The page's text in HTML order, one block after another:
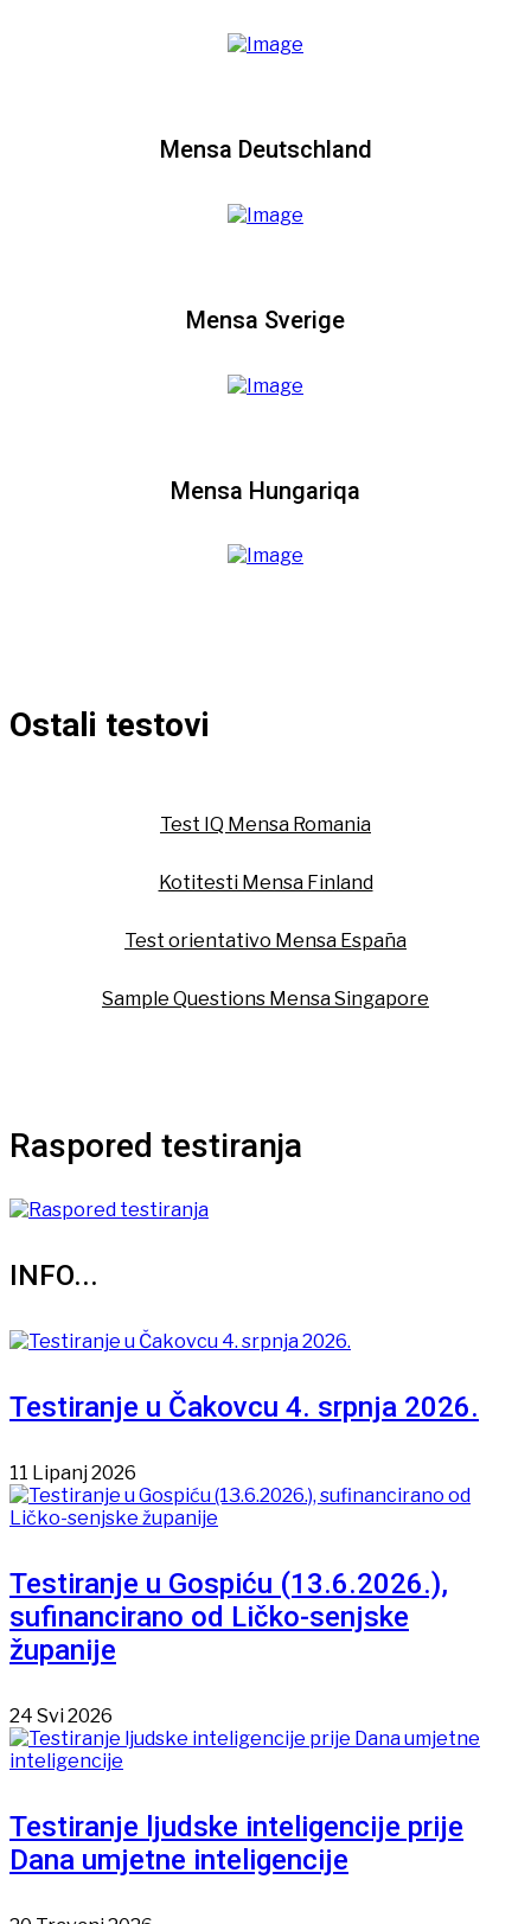
Mensa Deutschland
Mensa Sverige
Mensa Hungariqa
Ostali testovi
Test IQ Mensa Romania
Kotitesti Mensa Finland
Test orientativo Mensa España
Sample Questions Mensa Singapore
Raspored testiranja
INFO...
Testiranje u Čakovcu 4. srpnja 2026.
11 Lipanj 2026
Testiranje u Gospiću (13.6.2026.),
sufinancirano od Ličko-senjske
županije
24 Svi 2026
Testiranje ljudske inteligencije prije
Dana umjetne inteligencije